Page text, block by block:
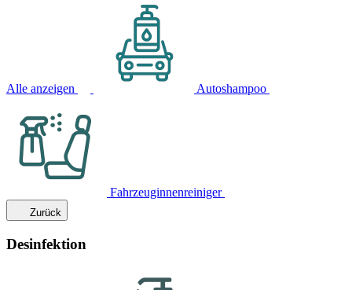
Alle anzeigen Autoshampoo
Fahrzeuginnenreiniger
Zurück
Desinfektion